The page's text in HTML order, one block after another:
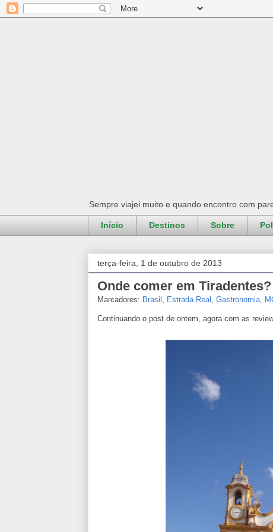
Sempre viajei muito e quando encontro com
Início Destinos Sobre
terça-feira, 1 de outubro de 2013
Onde comer em
Marcadores: Brasil Estrada Real Gastronomia
Continuando o post de ontem, agora com as